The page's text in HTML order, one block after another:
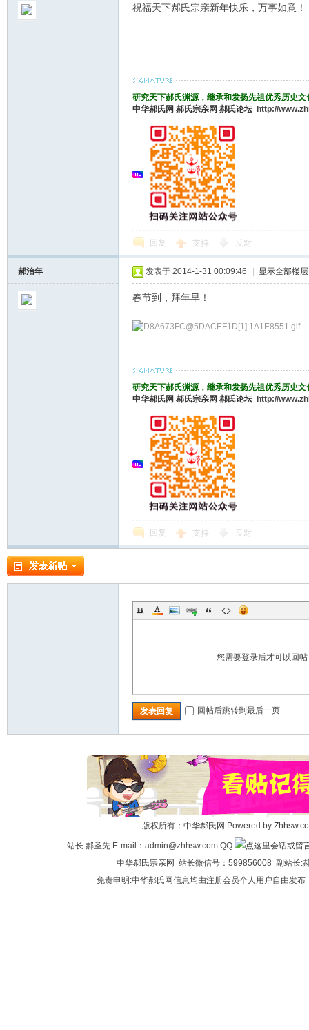
祝福天下郝氏宗亲新年快乐，万事如意！
研究天下郝氏渊源，继承和发扬先祖优秀历史
中华郝氏网 郝氏宗亲网 郝氏论坛 http://
回复 支持 反对
郝治年 发表于 2014-1-31 00:09:46 显示全部楼层
春节到，拜年早！
研究天下郝氏渊源，继承和发扬先祖优秀历史
中华郝氏网 郝氏宗亲网 郝氏论坛 http://
回复 支持 反对
您需要登录后才可以回帖
发表回复 回帖后跳转到最后一页
版权所有： 中华郝氏网 Powered by
站长:郝圣先 E-mail：admin@zhhsw.com QQ
中华郝氏宗亲网 站长微信号：599856008 副站长:
免责申明:中华郝氏网信息均由注册会员个人用户自由发